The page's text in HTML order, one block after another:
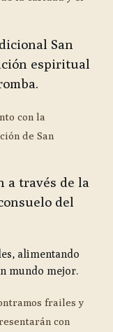
San
espiritual
con la
de San
a través de la
del
alimentando
mundo mejor.
frailes y
con